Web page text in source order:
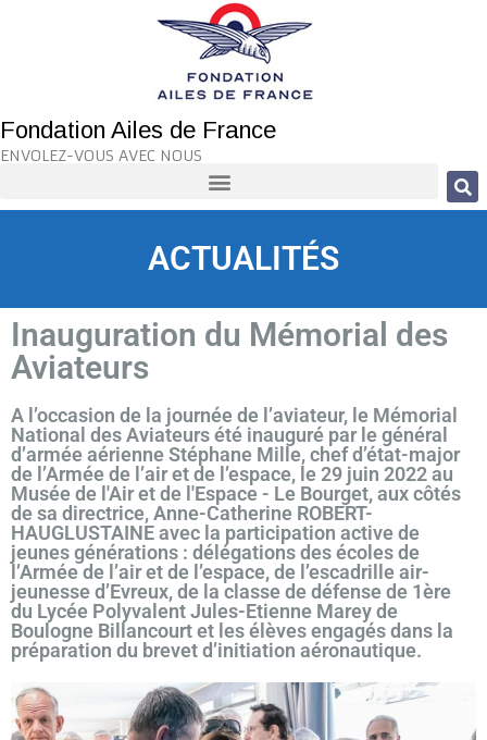
Fondation Ailes de France
ENVOLEZ-VOUS AVEC NOUS
ACTUALITÉS
Inauguration du Mémorial des
Aviateurs
A l’occasion de la journée de l’aviateur, le Mémorial
National des Aviateurs été inauguré par le général
d’armée aérienne Stéphane Mille, chef d’état-major
de l’Armée de l’air et de l’espace, le 29 juin 2022 au
Musée de l'Air et de l'Espace - Le Bourget, aux côtés
de sa directrice, Anne-Catherine ROBERT-
HAUGLUSTAINE avec la participation active de
jeunes générations : délégations des écoles de
l’Armée de l’air et de l’espace, de l’escadrille air-
jeunesse d’Evreux, de la classe de défense de 1ère
du Lycée Polyvalent Jules-Etienne Marey de
Boulogne Billancourt et les élèves engagés dans la
préparation du brevet d’initiation aéronautique.